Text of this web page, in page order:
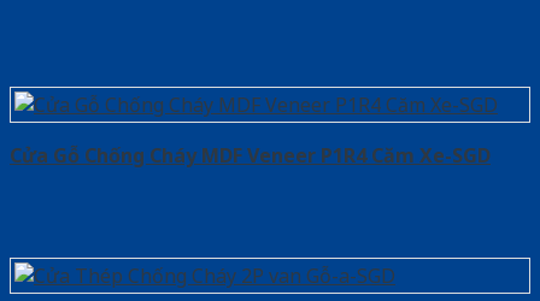
Cửa Gỗ Chống Cháy MDF Veneer P1R4 Căm Xe-SGD